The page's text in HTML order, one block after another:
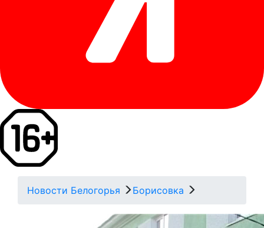
Новости Белогорья Борисовка